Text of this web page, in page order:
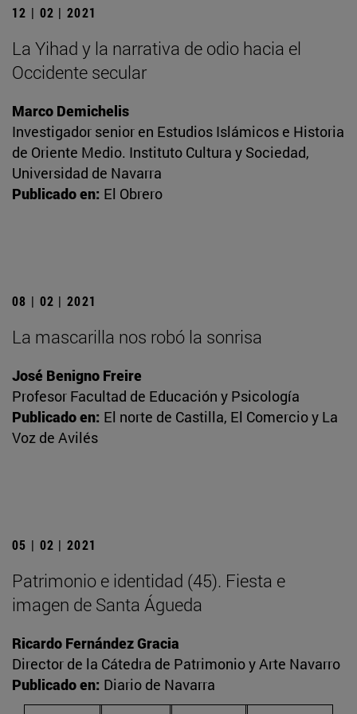
12 | 02 | 2021
La Yihad y la narrativa de odio hacia el
Occidente secular
Marco Demichelis
Investigador senior en Estudios Islámicos e Historia
de Oriente Medio. Instituto Cultura y Sociedad,
Universidad de Navarra
Publicado en: El Obrero
08 | 02 | 2021
La mascarilla nos robó la sonrisa
José Benigno Freire
Profesor Facultad de Educación y Psicología
Publicado en: El norte de Castilla, El Comercio y La
Voz de Avilés
05 | 02 | 2021
Patrimonio e identidad (45). Fiesta e
imagen de Santa Águeda
Ricardo Fernández Gracia
Director de la Cátedra de Patrimonio y Arte Navarro
Publicado en: Diario de Navarra